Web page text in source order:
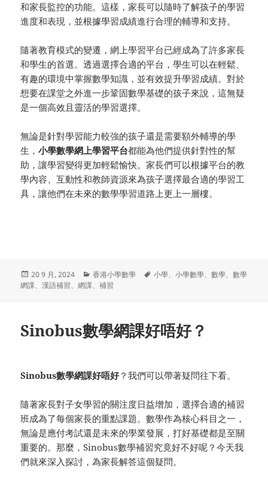
和家長監控的功能。這樣，家長可以隨時了解孩子的學習
進度和表現，並根據學習成績進行合理的輔導和支持。
隨著教育模式的變遷，網上學習平台已經成為了許多家長
和學生的首選。透過選擇合適的平台，學生可以在輕鬆、
有趣的環境中掌握數學知識，並有效提升學習成績。對於
想要在課堂之外進一步鞏固數學基礎的孩子來說，這無疑
是一個高效且靈活的學習選擇。
無論是針對學習能力較強的孩子還是需要額外輔導的學
生，小學數學網上學習平台都能為他們提供針對性的幫
助，讓學習變得更加輕鬆愉快。家長們可以根據平台的教
學內容、互動性和教師資源來為孩子選擇最合適的學習工
具，讓他們在未來的數學學習道路上更上一層樓。
发
布
20 9 月, 2024
分
类
香港小學數學
标
小學、小學數學、數學、數學
網課、漢語補習、網課、補習
Sinobus數學網課好唔好？
Sinobus數學網課好唔好？我們可以帶著疑問往下看。
隨著家長對子女學習的關注度日益增加，選擇合適的補習
班成為了每個家長的重點課題。數學作為核心科目之一，
無論是應付考試還是未來的學業發展，打好基礎都是至關
重要的。那麼，Sinobus數學補習究竟好不好呢？今天我
們就來深入探討，為家長解答這個疑問。